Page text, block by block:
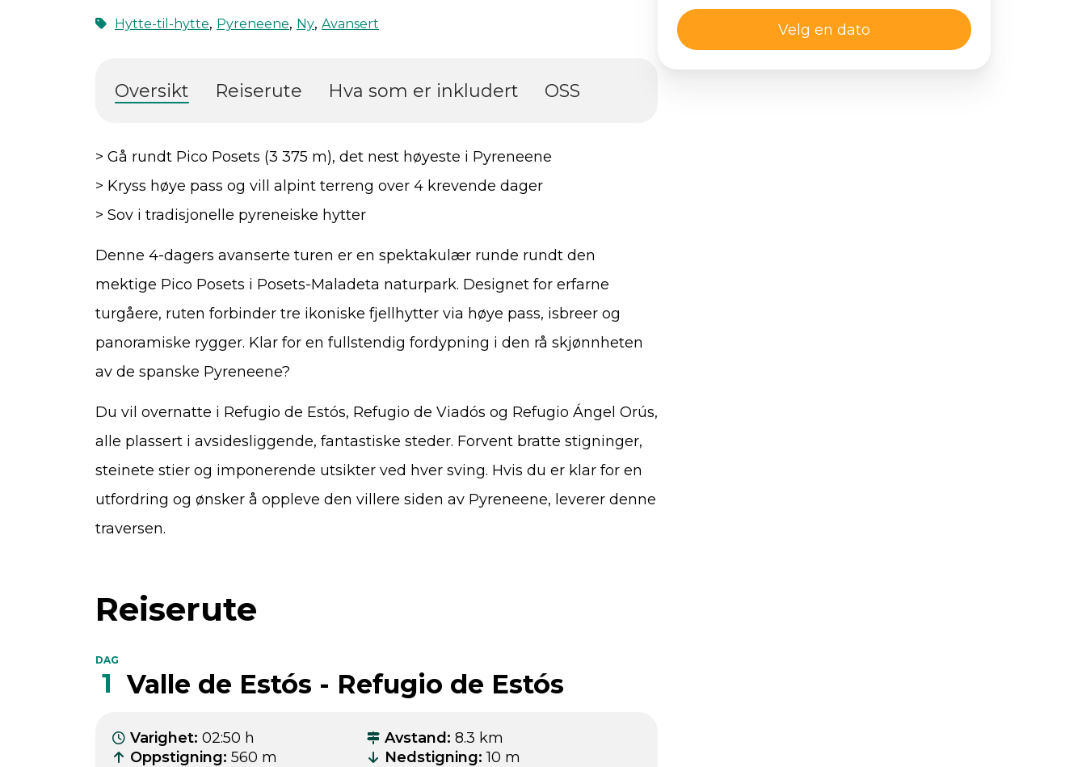
Hytte-til-hytte, Pyreneene, Ny, Avansert
Oversikt Reiserute Hva som er inkludert OSS
> Gå rundt Pico Posets (3 375 m), det nest høyeste i Pyreneene
> Kryss høye pass og vill alpint terreng over 4 krevende dager
> Sov i tradisjonelle pyreneiske hytter
Denne 4-dagers avanserte turen er en spektakulær runde rundt den
mektige Pico Posets i Posets-Maladeta naturpark. Designet for erfarne
turgåere, ruten forbinder tre ikoniske fjellhytter via høye pass, isbreer og
panoramiske rygger. Klar for en fullstendig fordypning i den rå skjønnheten
av de spanske Pyreneene?
Du vil overnatte i Refugio de Estós, Refugio de Viadós og Refugio Ángel Orús,
alle plassert i avsidesliggende, fantastiske steder. Forvent bratte stigninger,
steinete stier og imponerende utsikter ved hver sving. Hvis du er klar for en
utfordring og ønsker å oppleve den villere siden av Pyreneene, leverer denne
traversen.
Reiserute
DAG
1 Valle de Estós - Refugio de Estós
Varighet: 02:50 h Avstand: 8.3 km
Oppstigning: 560 m Nedstigning: 10 m
Velg en dato